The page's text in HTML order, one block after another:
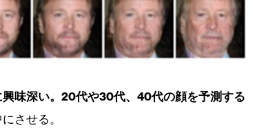
味深い。20代や30代、40代の顔を予測する
させる。